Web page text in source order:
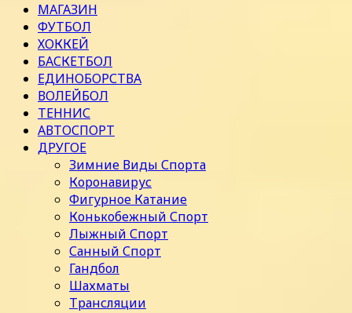
МАГАЗИН
ФУТБОЛ
ХОККЕЙ
БАСКЕТБОЛ
ЕДИНОБОРСТВА
ВОЛЕЙБОЛ
ТЕННИС
АВТОСПОРТ
ДРУГОЕ
Зимние Виды Спорта
Коронавирус
Фигурное Катание
Конькобежный Спорт
Лыжный Спорт
Санный Спорт
Гандбол
Шахматы
Трансляции